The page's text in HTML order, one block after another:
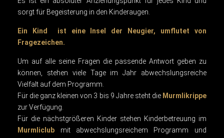
sorgt für Begeisterung in den Kinderaugen.
Ein Kind ist eine Insel der Neugier, umflutet von
Fragezeichen.
Um auf alle seine Fragen die passende Antwort geben zu
können, stehen viele Tage im Jahr abwechslungsreiche
Vielfalt auf dem Programm.
Für die ganz kleinen von 3 bis 9 Jahre steht die Murmlikrippe
zur Verfügung.
Für die nächstgrößeren Kinder stehen Kinderbetreuung im
Murmliclub mit abwechslungsreichem Programm und